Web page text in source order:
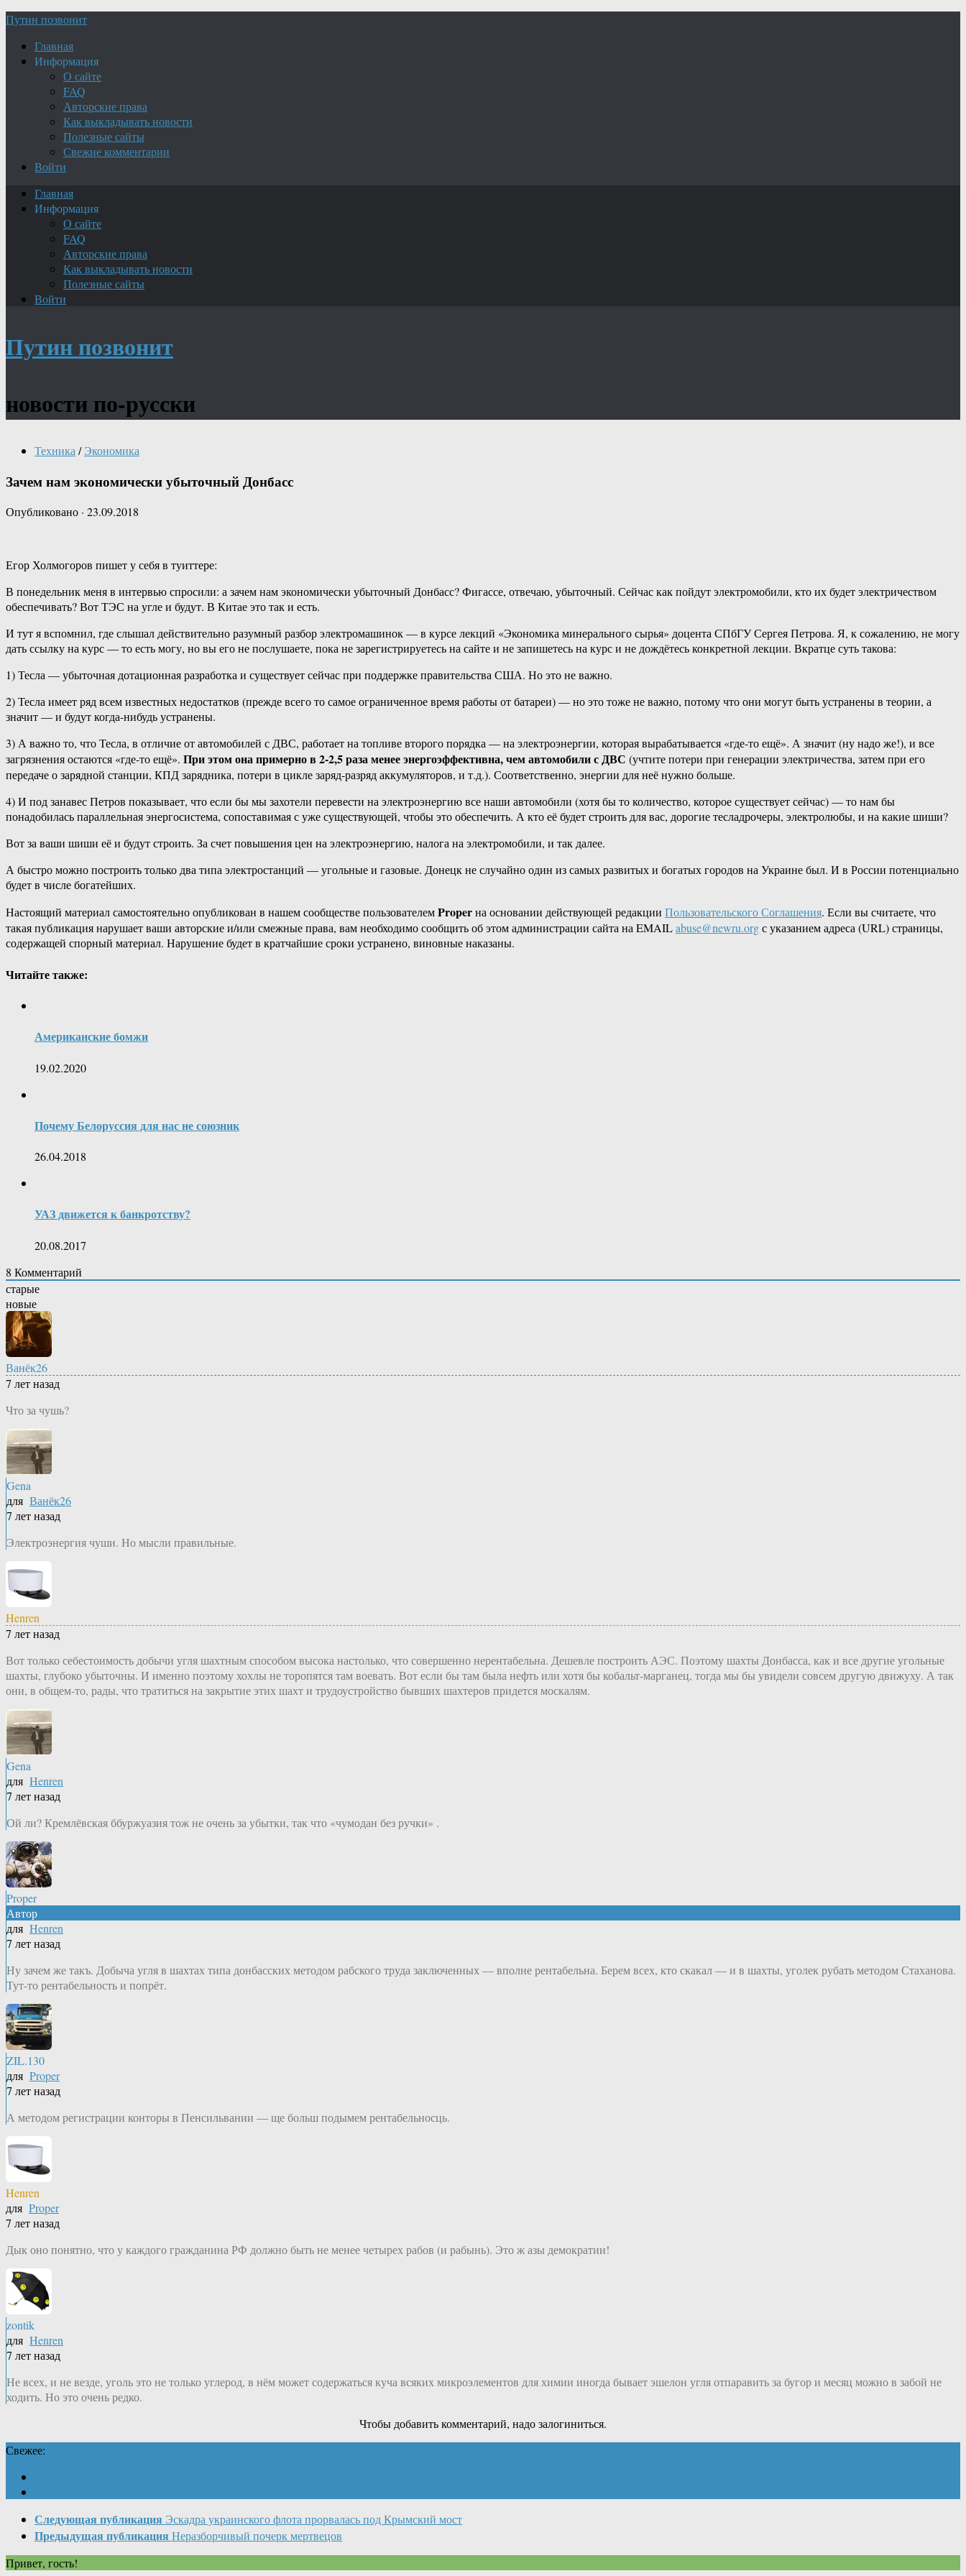
Путин позвонит
Главная
Информация
О сайте
FAQ
Авторские права
Как выкладывать новости
Полезные сайты
Свежие комментарии
Войти
Главная
Информация
О сайте
FAQ
Авторские права
Как выкладывать новости
Полезные сайты
Войти
Путин позвонит
новости по-русски
Техника / Экономика
Зачем нам экономически убыточный Донбасс
Опубликовано · 23.09.2018
Егор Холмогоров пишет у себя в туиттере:
В понедельник меня в интервью спросили: а зачем нам экономически убыточный Донбасс? Фигассе, отвечаю, убыточный. Сейчас как пойдут электромобили, кто их будет электричеством
обеспечивать? Вот ТЭС на угле и будут. В Китае это так и есть.
И тут я вспомнил, где слышал действительно разумный разбор электромашинок — в курсе лекций «Экономика минерального сырья» доцента СПбГУ Сергея Петрова. Я, к сожалению, не могу
дать ссылку на курс — то есть могу, но вы его не послушаете, пока не зарегистрируетесь на сайте и не запишетесь на курс и не дождётесь конкретной лекции. Вкратце суть такова:
1) Тесла — убыточная дотационная разработка и существует сейчас при поддержке правительства США. Но это не важно.
2) Тесла имеет ряд всем известных недостатков (прежде всего то самое ограниченное время работы от батареи) — но это тоже не важно, потому что они могут быть устранены в теории, а
значит — и будут когда-нибудь устранены.
3) А важно то, что Тесла, в отличие от автомобилей с ДВС, работает на топливе второго порядка — на электроэнергии, которая вырабатывается «где-то ещё». А значит (ну надо же!), и все
загрязнения остаются «где-то ещё». При этом она примерно в 2-2,5 раза менее энергоэффективна, чем автомобили с ДВС (учтите потери при генерации электричества, затем при его
передаче о зарядной станции, КПД зарядника, потери в цикле заряд-разряд аккумуляторов, и т.д.). Соответственно, энергии для неё нужно больше.
4) И под занавес Петров показывает, что если бы мы захотели перевести на электроэнергию все наши автомобили (хотя бы то количество, которое существует сейчас) — то нам бы
понадобилась параллельная энергосистема, сопоставимая с уже существующей, чтобы это обеспечить. А кто её будет строить для вас, дорогие тесладрочеры, электролюбы, и на какие шиши?
Вот за ваши шиши её и будут строить. За счет повышения цен на электроэнергию, налога на электромобили, и так далее.
А быстро можно построить только два типа электростанций — угольные и газовые. Донецк не случайно один из самых развитых и богатых городов на Украине был. И в России потенциально
будет в числе богатейших.
Настоящий материал самостоятельно опубликован в нашем сообществе пользователемProperна основании действующей редакции Пользовательского Соглашения. Если вы считаете, что
такая публикация нарушает ваши авторские и/или смежные права, вам необходимо сообщить об этом администрации сайта на EMAILabuse@newru.orgс указанием адреса (URL) страницы,
содержащей спорный материал. Нарушение будет в кратчайшие сроки устранено, виновные наказаны.
Читайте также:
Американские бомжи
19.02.2020
Почему Белоруссия для нас не союзник
26.04.2018
УАЗ движется к банкротству?
20.08.2017
8 Комментарий
старые
новые
Ванёк26
7 лет назад
Что за чушь?
Gena
для Ванёк26
7 лет назад
Электроэнергия чуши. Но мысли правильные.
Henren
7 лет назад
Вот только себестоимость добычи угля шахтным способом высока настолько, что совершенно нерентабельна. Дешевле построить АЭС. Поэтому шахты Донбасса, как и все другие угольные
шахты, глубоко убыточны. И именно поэтому хохлы не торопятся там воевать. Вот если бы там была нефть или хотя бы кобальт-марганец, тогда мы бы увидели совсем другую движуху. А так
они, в общем-то, рады, что тратиться на закрытие этих шахт и трудоустройство бывших шахтеров придется москалям.
Gena
для Henren
7 лет назад
Ой ли? Кремлёвская ббуржуазия тож не очень за убытки, так что «чумодан без ручки» .
Proper
Автор
для Henren
7 лет назад
Ну зачем же такъ. Добыча угля в шахтах типа донбасских методом рабского труда заключенных — вполне рентабельна. Берем всех, кто скакал — и в шахты, уголек рубать методом Стаханова.
Тут-то рентабельность и попрёт.
ZIL.130
для Proper
7 лет назад
А методом регистрации конторы в Пенсильвании — ще больш подымем рентабельносць.
Henren
для Proper
7 лет назад
Дык оно понятно, что у каждого гражданина РФ должно быть не менее четырех рабов (и рабынь). Это ж азы демократии!
zontik
для Henren
7 лет назад
Не всех, и не везде, уголь это не только углерод, в нём может содержаться куча всяких микроэлементов для химии иногда бывает эшелон угля отпаравить за бугор и месяц можно в забой не
ходить. Но это очень редко.
Чтобы добавить комментарий, надо залогиниться.
Свежее:
Следующая публикация Эскадра украинского флота прорвалась под Крымский мост
Предыдущая публикация Неразборчивый почерк мертвецов
Привет, гость!